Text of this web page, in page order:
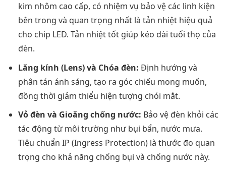
kim nhôm cao cấp, có nhiệm vụ bảo vệ các linh kiện
bên trong và quan trọng nhất là tản nhiệt hiệu quả
cho chip LED. Tản nhiệt tốt giúp kéo dài tuổi thọ của
đèn.
Lăng kính (Lens) và Chóa đèn: Định hướng và
phân tán ánh sáng, tạo ra góc chiếu mong muốn,
đồng thời giảm thiểu hiện tượng chói mắt.
Vỏ đèn và Gioăng chống nước: Bảo vệ đèn khỏi các
tác động từ môi trường như bụi bẩn, nước mưa.
Tiêu chuẩn IP (Ingress Protection) là thước đo quan
trọng cho khả năng chống bụi và chống nước này.